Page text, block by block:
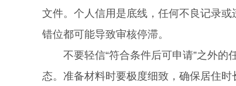
文件。个人信用是底线，任何不良记录
错位都可能导致审核停滞。
不要轻信“符合条件后可申请”之外的
态。准备材料时要极度细致，确保居住